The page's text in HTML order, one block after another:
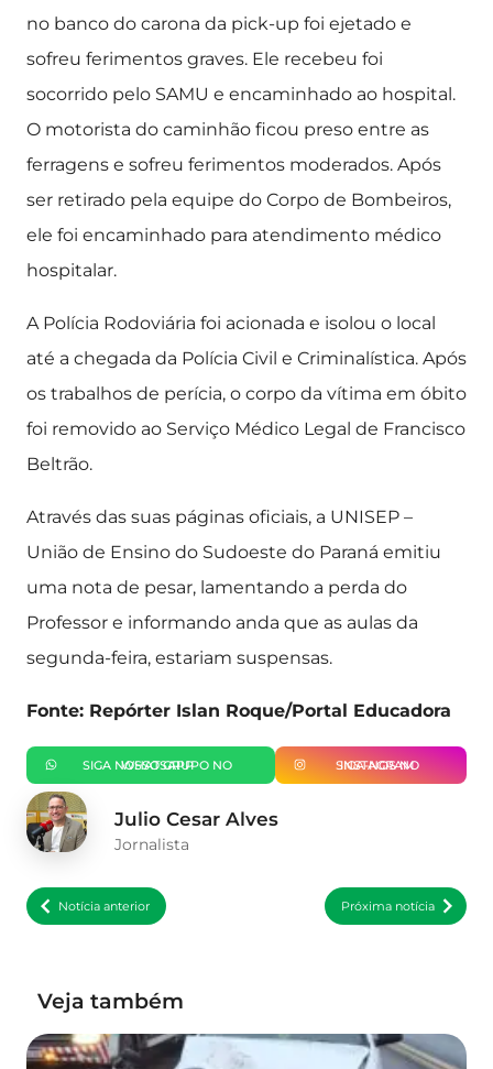
no banco do carona da pick-up foi ejetado e
sofreu ferimentos graves. Ele recebeu foi
socorrido pelo SAMU e encaminhado ao hospital.
O motorista do caminhão ficou preso entre as
ferragens e sofreu ferimentos moderados. Após
ser retirado pela equipe do Corpo de Bombeiros,
ele foi encaminhado para atendimento médico
hospitalar.
A Polícia Rodoviária foi acionada e isolou o local
até a chegada da Polícia Civil e Criminalística. Após
os trabalhos de perícia, o corpo da vítima em óbito
foi removido ao Serviço Médico Legal de Francisco
Beltrão.
Através das suas páginas oficiais, a UNISEP –
União de Ensino do Sudoeste do Paraná emitiu
uma nota de pesar, lamentando a perda do
Professor e informando anda que as aulas da
segunda-feira, estariam suspensas.
Fonte: Repórter Islan Roque/Portal Educadora
SIGA NOSSO GRUPO NO WHATSAPP SIGA-NOS NO INSTAGRAM
Julio Cesar Alves
Jornalista
Notícia anterior Próxima notícia
Veja também